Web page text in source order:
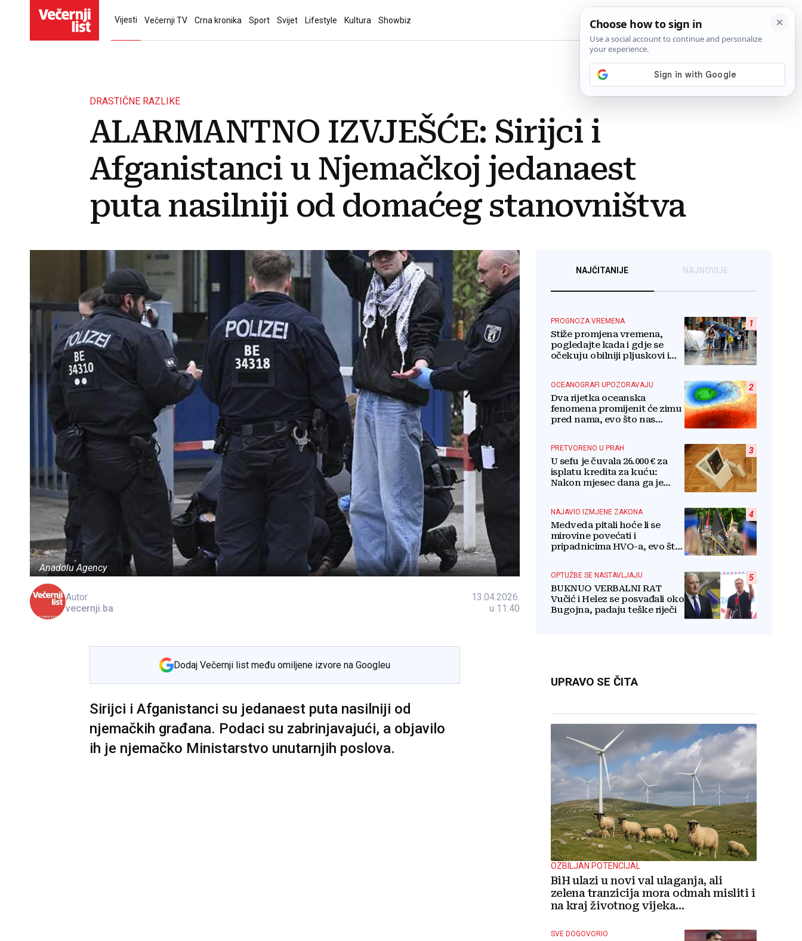
Vijesti Večernji TV Crna kronika Sport Svijet Lifestyle Kultura Showbiz
DRASTIČNE RAZLIKE
ALARMANTNO IZVJEŠĆE: Sirijci i
Afganistanci u Njemačkoj jedanaest
puta nasilniji od domaćeg stanovništva
Anadolu Agency
Autor
vecernji.ba
13.04.2026.
u 11:40
Dodaj Večernji list među omiljene izvore na Googleu
Sirijci i Afganistanci su jedanaest puta nasilniji od
njemačkih građana. Podaci su zabrinjavajući, a objavilo
ih je njemačko Ministarstvo unutarnjih poslova.
NAJČITANIJE NAJNOVIJE
1
PROGNOZA VREMENA
Stiže promjena vremena,
pogledajte kada i gdje se
očekuju obilniji pljuskovi i
2
OCEANOGRAFI UPOZORAVAJU
Dva rijetka oceanska
fenomena promijenit će zimu
pred nama, evo što nas
3
PRETVORENO U PRAH
U sefu je čuvala 26.000 € za
isplatu kredita za kuću:
Nakon mjesec dana ga je
4
NAJAVIO IZMJENE ZAKONA
Medveda pitali hoće li se
mirovine povećati i
pripadnicima HVO-a, evo što
5
OPTUŽBE SE NASTAVLJAJU
BUKNUO VERBALNI RAT
Vučić i Helez se posvađali oko
Bugojna, padaju teške riječi
UPRAVO SE ČITA
OZBILJAN POTENCIJAL
BiH ulazi u novi val ulaganja, ali
zelena tranzicija mora odmah misliti i
na kraj životnog vijeka
SVE DOGOVORIO